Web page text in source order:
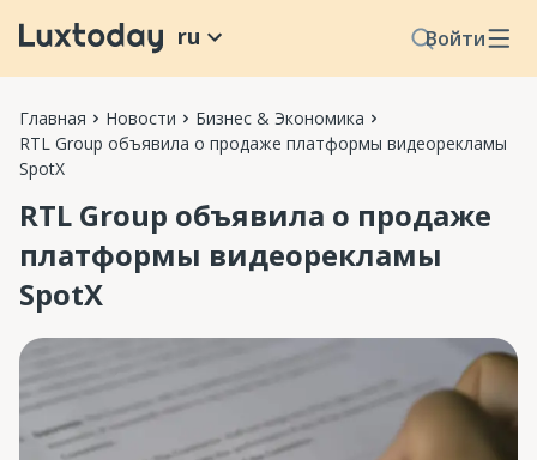
Войти
ru
Главная Новости
Бизнес & Экономика
RTL Group объявила о продаже платформы видеорекламы
SpotX
RTL Group объявила о продаже
платформы видеорекламы
SpotX